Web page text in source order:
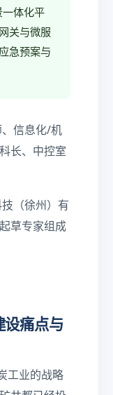
一体化平
关与微服
急预案与
信息化/机
长、中控室
（徐州）有
草专家组成
设痛点与
工业的战略